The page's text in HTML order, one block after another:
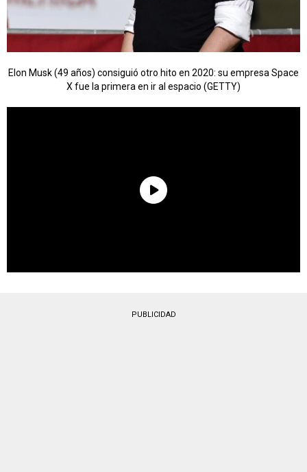
Elon Musk (49 años) consiguió otro hito en 2020: su empresa Space
X fue la primera en ir al espacio (GETTY)
PUBLICIDAD